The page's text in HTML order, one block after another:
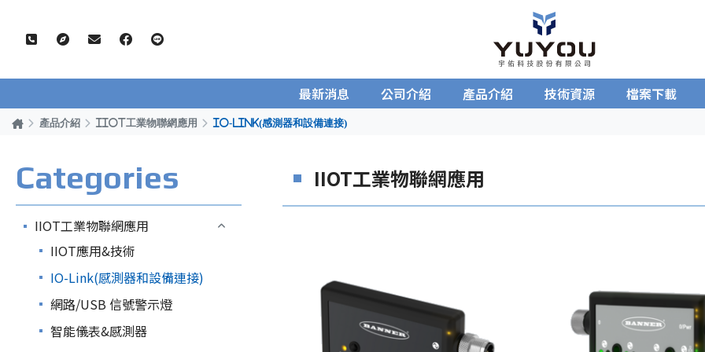
最新消息 公司介紹 產品介紹 技術資源 檔案下載
產品介紹 IIOT工業物聯網應用 IO-Link(感測器和設備連接)
Categories
IIOT工業物聯網應用
IIOT應用&技術
IO-Link(感測器和設備連接)
網路/USB 信號警示燈
智能儀表&感測器
IIOT工業物聯網應用